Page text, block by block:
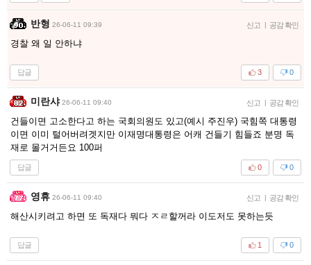
반형 26-06-11 09:39 신고 | 공감 확인
경찰 왜 일 안하냐
답글 0
3
미란샤 26-06-11 09:40 신고 | 공감 확인
건들이면 고소한다고 하는 국회의원도 있고(예시 주진우) 국힘쪽 대통령
이면 이미 털어버려겟지만 이재명대통령은 어캐 건들기 힘들죠 분명 독
재로 몰거거든요 100퍼
답글 0
0
영휴 26-06-11 09:40 신고 | 공감 확인
해산시키려고 하면 또 독재다 뭐다 ㅈㄹ할꺼라 이도저도 못하는듯
답글 0
1